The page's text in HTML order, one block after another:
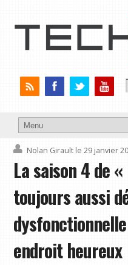
Nolan Girault le 29 janvier
La saison 4 de
toujours aussi
endroit heureux